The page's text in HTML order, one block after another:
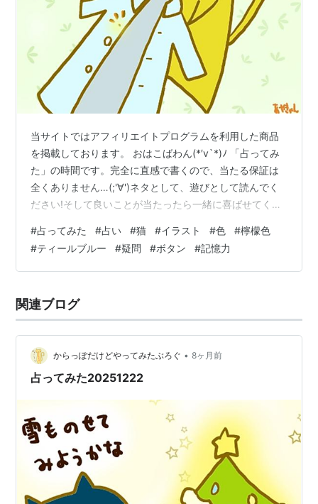
当サイトではアフィリエイトプログラムを利用した商品
を掲載しております。 おはこばわん(*′v`*)ﾉ 「占ってみ
た」の時間です。完全に直感で書くので、当たる保証は
全くありません…(;'∀')ネタとして、遊びとして読んでく
ださい!そして良いことが当たったら一緒に喜ばせてくだ
の運勢にするもよし夜 🌛読んで明日の運勢にするもよし
来週、来月の…なんてのもありでご自由にして頂ければ
と考えています。 それではやってみよう('ω')ﾉ 次の２色
果 ～～ 檸檬色を選んだ方… 疑問を解決出来そう＼(^o^…
#占ってみた #占い #猫 #イラスト #色 #檸檬色
#ティールブルー #疑問 #ボタン #記憶力
関連ブログ
からっぽだけどやってみたぶろぐ • 8ヶ月前
占ってみた20251222